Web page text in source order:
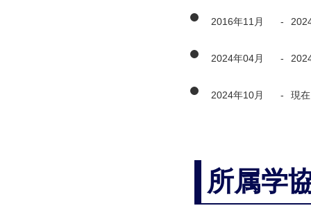
2016年11月 -
2024年04月 -
2024年10月 - 現在
所属学